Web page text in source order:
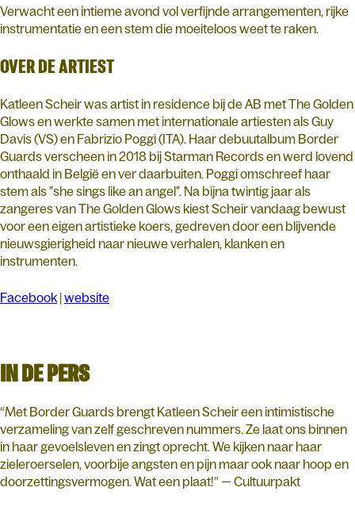
Verwacht een intieme avond vol verfijnde arrangementen, rijke
instrumentatie en een stem die moeiteloos weet te raken.
OVER DE ARTIEST
Katleen Scheir was artist in residence bij de AB met The Golden
Glows en werkte samen met internationale artiesten als Guy
Davis (VS) en Fabrizio Poggi (ITA). Haar debuutalbum Border
Guards verscheen in 2018 bij Starman Records en werd lovend
onthaald in België en ver daarbuiten. Poggi omschreef haar
stem als "she sings like an angel". Na bijna twintig jaar als
zangeres van The Golden Glows kiest Scheir vandaag bewust
voor een eigen artistieke koers, gedreven door een blijvende
nieuwsgierigheid naar nieuwe verhalen, klanken en
instrumenten.
Facebook |website
IN DE PERS
“Met Border Guards brengt Katleen Scheir een intimistische
verzameling van zelf geschreven nummers. Ze laat ons binnen
in haar gevoelsleven en zingt oprecht. We kijken naar haar
zieleroerselen, voorbije angsten en pijn maar ook naar hoop en
doorzettingsvermogen. Wat een plaat!” — Cultuurpakt